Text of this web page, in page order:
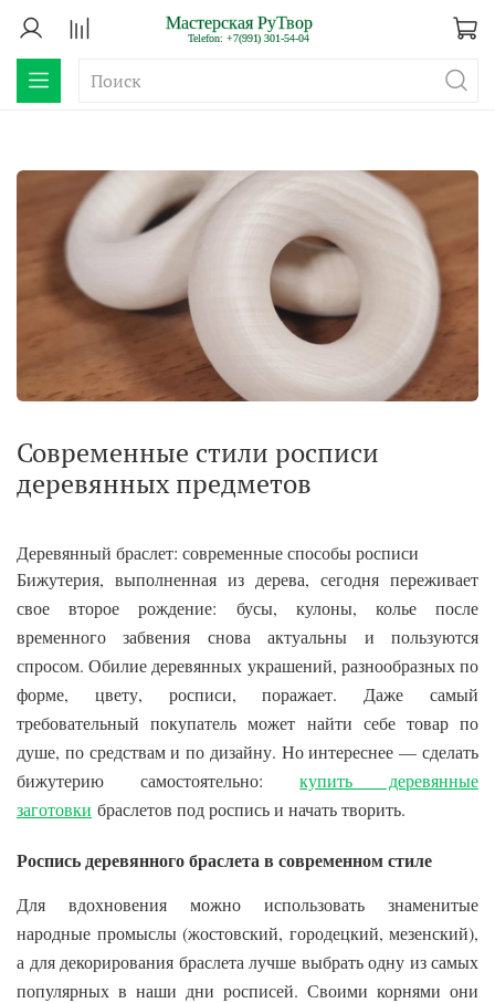
Современные стили росписи
деревянных предметов
Деревянный браслет: современные способы росписи
Бижутерия, выполненная из дерева, сегодня переживает
свое второе рождение: бусы, кулоны, колье после
временного забвения снова актуальны и пользуются
спросом. Обилие деревянных украшений, разнообразных по
форме, цвету, росписи, поражает. Даже самый
требовательный покупатель может найти себе товар по
душе, по средствам и по дизайну. Но интереснее — сделать
бижутерию самостоятельно:купить деревянные
заготовки браслетов под роспись и начать творить.
Роспись деревянного браслета в современном стиле
Для вдохновения можно использовать знаменитые
народные промыслы (жостовский, городецкий, мезенский),
а для декорирования браслета лучше выбрать одну из самых
популярных в наши дни росписей. Своими корнями они